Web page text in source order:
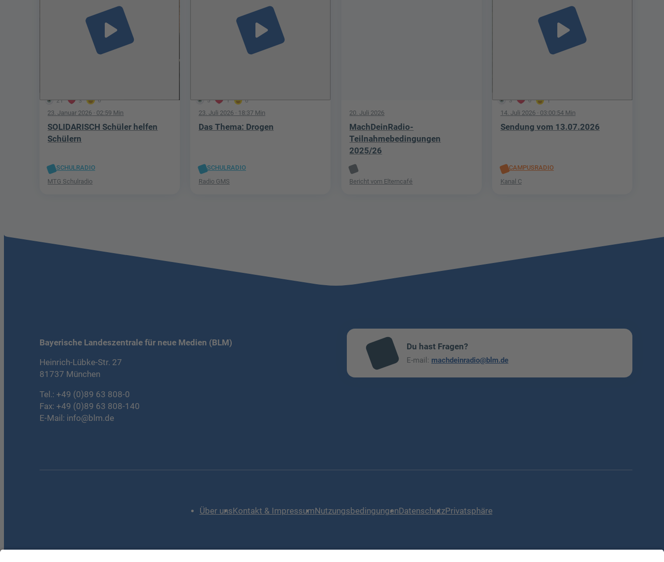
21 3 0
play_arrow
23. Januar 2026 · 02:59 Min
SOLIDARISCH Schüler helfen
Schülern
SCHULRADIO
MTG Schulradio
5 1 0
play_arrow
23. Juli 2026· 18:37 Min
Das Thema: Drogen
SCHULRADIO
Radio GMS
20. Juli 2026
MachDeinRadio-
Teilnahmebedingungen
2025/26
Bericht vom Elterncafé
3 0 1
play_arrow
14. Juli 2026· 03:00:54 Min
Sendung vom 13.07.2026
CAMPUSRADIO
Kanal C
Bayerische Landeszentrale für neue Medien (BLM)
Heinrich-Lübke-Str. 27
81737 München
Tel.: +49 (0)89 63 808-0
Fax: +49 (0)89 63 808-140
E-Mail: info@blm.de
mai
l
Du hast Fragen?
E-mail: machdeinradio@blm.de
Über unsKontakt & ImpressumNutzungsbedingungenDatenschutzPrivatsphäre